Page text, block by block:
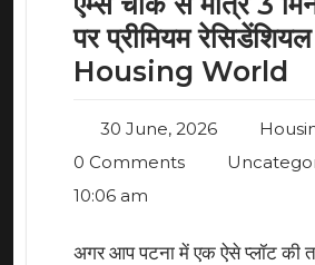
पर प्रीमियम
Housing World
30 June, 2026
0 Comments
10:06 am
अगर आप पटना में एक ऐसे प्लॉट की